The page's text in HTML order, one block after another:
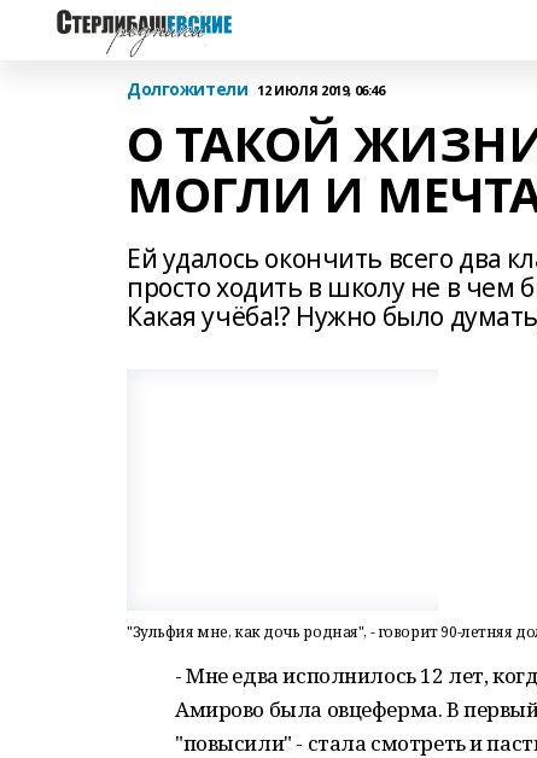
Долгожители 12 ИЮЛЯ 2019, 06:46
О ТАКОЙ
МОГЛИ И
Ей удалось окончить всего два
просто ходить в школу не в чем
Какая учёба!? Нужно было
"Зульфия мне, как дочь родная", - говорит 90-летняя
- Мне едва исполнилось 12 лет,
Амирово была овцеферма. В
"повысили" - стала смотреть и